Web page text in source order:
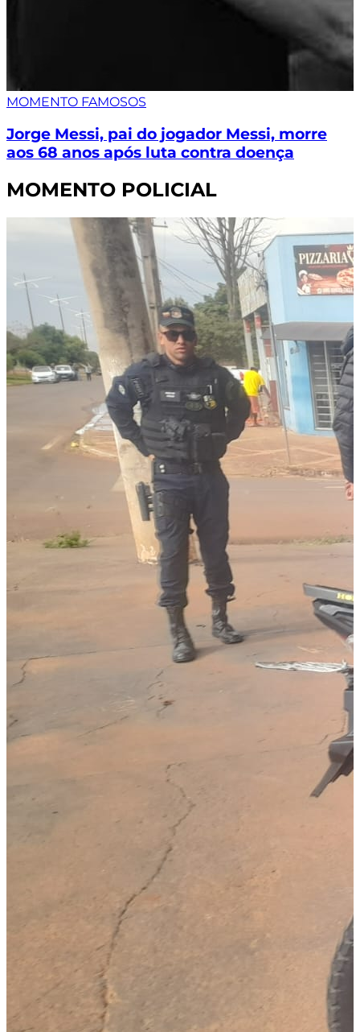
MOMENTO FAMOSOS
Jorge Messi, pai do jogador Messi, morre
aos 68 anos após luta contra doença
MOMENTO POLICIAL